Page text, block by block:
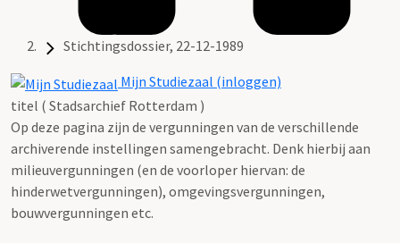
Stichtingsdossier, 22-12-1989
Mijn Studiezaal (inloggen)
titel ( Stadsarchief Rotterdam )
Op deze pagina zijn de vergunningen van de verschillende
archiverende instellingen samengebracht. Denk hierbij aan
milieuvergunningen (en de voorloper hiervan: de
hinderwetvergunningen), omgevingsvergunningen,
bouwvergunningen etc.